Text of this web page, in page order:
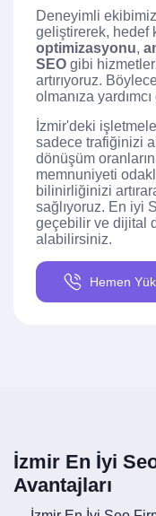
Deneyimli
geliştirerek, hedef
optimizasyonu,
SEO gibi
artırıyoruz.
olmanıza
İzmir'deki
sadece trafiğinizi
dönüşüm
memnuniyeti
bilinirliğinizi
sağlıyoruz. En iyi
geçebilir ve dijital
alabilirsiniz.
Hemen
İzmir En İyi
Avantajları